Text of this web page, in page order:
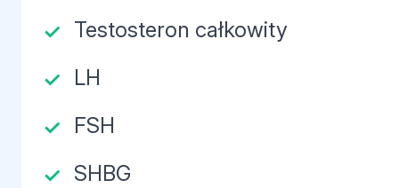
Testosteron całkowity
LH
FSH
SHBG